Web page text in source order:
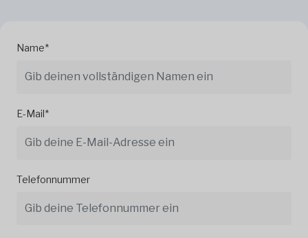
Name*
E-Mail*
Telefonnummer